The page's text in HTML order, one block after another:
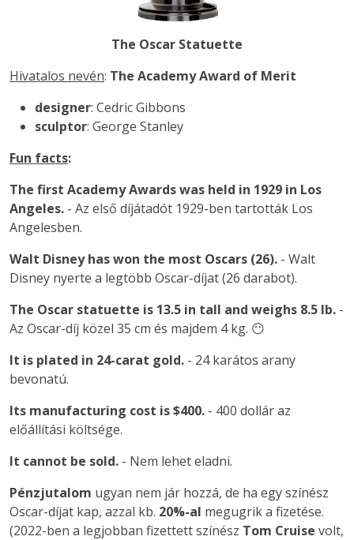
The Oscar Statuette
Hivatalos nevén: The Academy Award of Merit
designer: Cedric Gibbons
sculptor: George Stanley
Fun facts:
The first Academy Awards was held in 1929 in Los
Angeles. - Az első díjátadót 1929-ben tartották Los
Angelesben.
Walt Disney has won the most Oscars (26). - Walt
Disney nyerte a legtöbb Oscar-díjat (26 darabot).
The Oscar statuette is 13.5 in tall and weighs 8.5 lb. -
Az Oscar-díj közel 35 cm és majdem 4 kg. 😶
It is plated in 24-carat gold. - 24 karátos arany
bevonatú.
Its manufacturing cost is $400. - 400 dollár az
előállítási költsége.
It cannot be sold. - Nem lehet eladni.
Pénzjutalom ugyan nem jár hozzá, de ha egy színész
Oscar-díjat kap, azzal kb. 20%-al megugrik a fizetése.
(2022-ben a legjobban fizettett színész Tom Cruise volt,